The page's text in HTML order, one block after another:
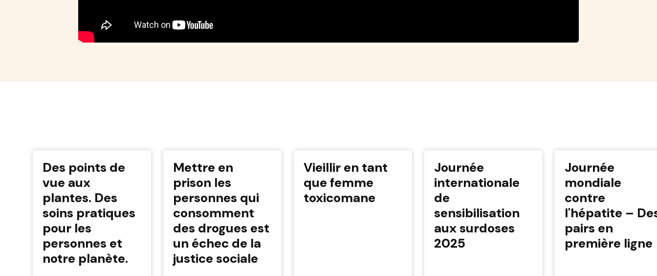
Des points de
vue aux
plantes. Des
soins pratiques
pour les
personnes et
notre planète.
Mettre en
prison les
personnes qui
consomment
des drogues est
un échec de la
justice sociale
Vieillir en tant
que femme
toxicomane
Journée
internationale
de
sensibilisation
aux surdoses
2025
Journée
mondiale
contre
l'hépatite –
pairs en
première ligne